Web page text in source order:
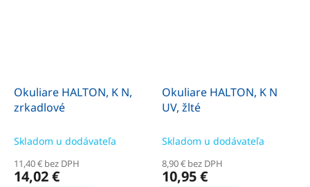
Okuliare HALTON, K N,
zrkadlové
Skladom u dodávateľa
11,40 € bez DPH
14,02 €
Okuliare HALTON, K N
UV, žlté
Skladom u dodávateľa
8,90 € bez DPH
10,95 €